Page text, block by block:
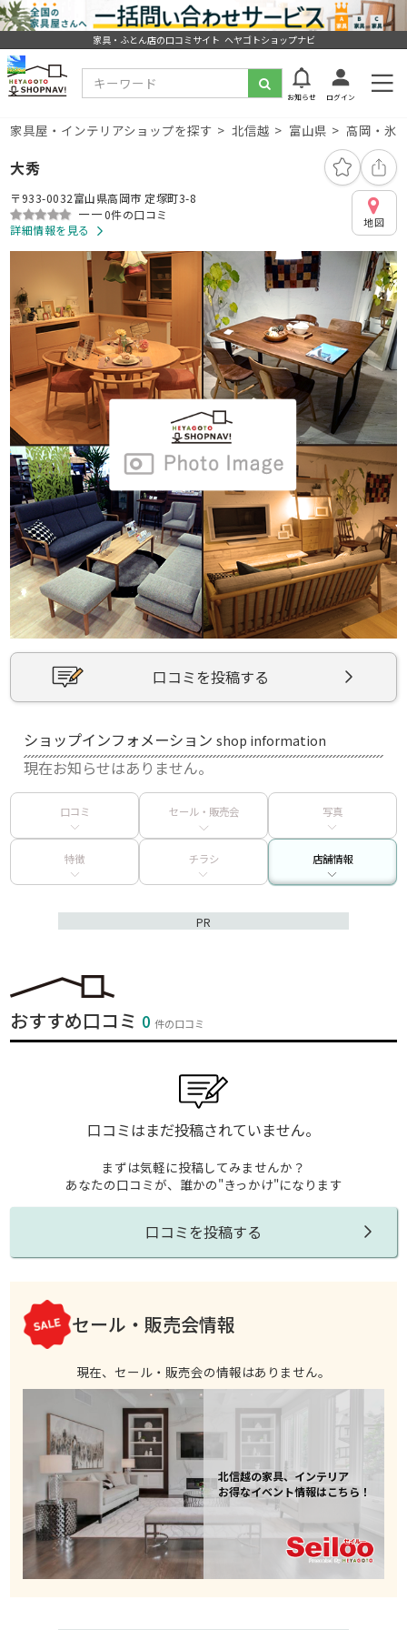
家具・ふとん店の口コミサイト ヘヤゴトショップナビ
お知らせ ログイン
家具屋・インテリアショップを探す 北信越 富山県 高岡・氷
大秀
〒933-0032富山県高岡市 定塚町3-8
ーー0件の口コミ
詳細情報を見る
地図
口コミを投稿する
ショップインフォメーションshop information
現在お知らせはありません。
口コミ セール・販売会 写真
特徴 チラシ 店舗情報
PR
おすすめ口コミ 0件の口コミ
口コミはまだ投稿されていません。
まずは気軽に投稿してみませんか？
あなたの口コミが、誰かの"きっかけ"になります
口コミを投稿する
セール・販売会情報
現在、セール・販売会の情報はありません。
北信越の家具、インテリア
お得なイベント情報はこちら！